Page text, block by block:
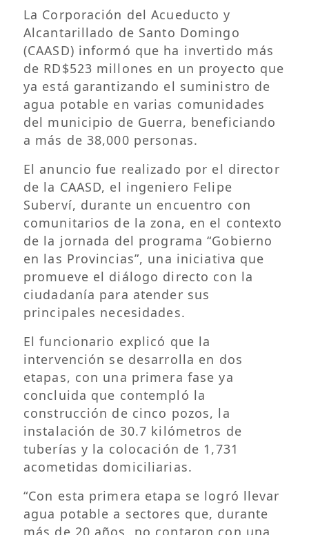
La Corporación del Acueducto y
Alcantarillado de Santo Domingo
(CAASD) informó que ha invertido más
de RD$523 millones en un proyecto que
ya está garantizando el suministro de
agua potable en varias comunidades
del municipio de Guerra, beneficiando
a más de 38,000 personas.
El anuncio fue realizado por el director
de la CAASD, el ingeniero Felipe
Suberví, durante un encuentro con
comunitarios de la zona, en el contexto
de la jornada del programa “Gobierno
en las Provincias”, una iniciativa que
promueve el diálogo directo con la
ciudadanía para atender sus
principales necesidades.
El funcionario explicó que la
intervención se desarrolla en dos
etapas, con una primera fase ya
concluida que contempló la
construcción de cinco pozos, la
instalación de 30.7 kilómetros de
tuberías y la colocación de 1,731
acometidas domiciliarias.
“Con esta primera etapa se logró llevar
agua potable a sectores que, durante
más de 20 años, no contaron con una